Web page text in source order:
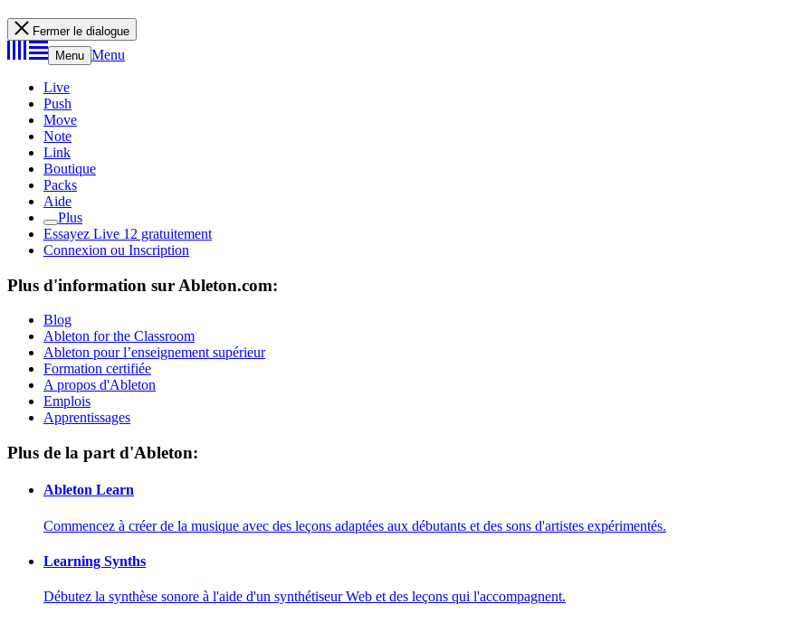
Fermer le dialogue
Menu Menu
Live
Push
Move
Note
Link
Boutique
Packs
Aide
Plus
Essayez Live 12 gratuitement
Connexion ou Inscription
Plus d'information sur Ableton.com:
Blog
Ableton for the Classroom
Ableton pour l’enseignement supérieur
Formation certifiée
A propos d'Ableton
Emplois
Apprentissages
Plus de la part d'Ableton:
Ableton Learn
Commencez à créer de la musique avec des leçons adaptées aux débutants et des sons d'artistes expérimentés.
Learning Synths
Débutez la synthèse sonore à l'aide d'un synthétiseur Web et des leçons qui l'accompagnent.